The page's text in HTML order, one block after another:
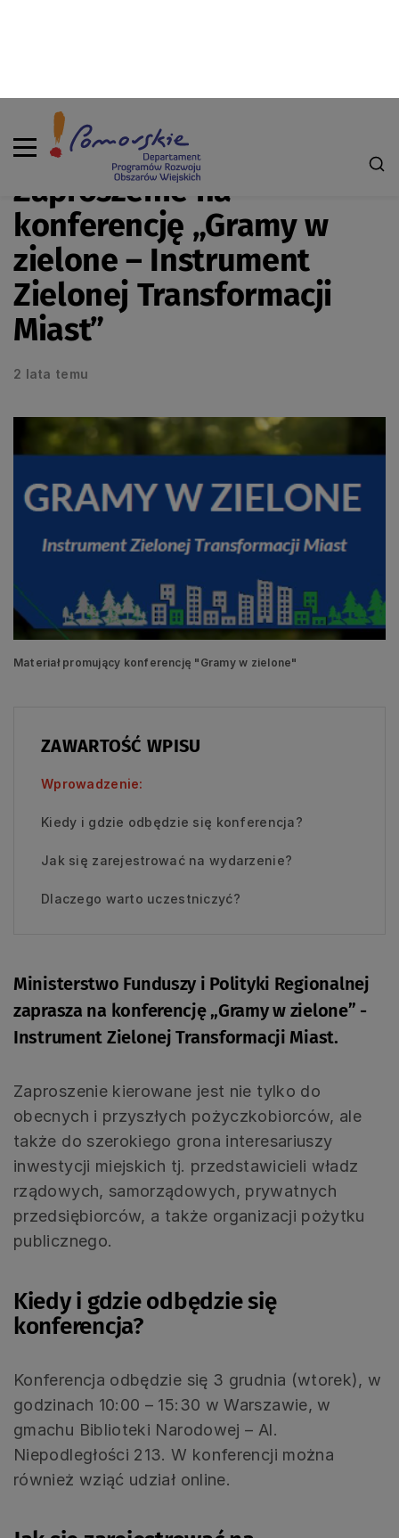
WYDARZENIE
Zaproszenie na
konferencję „Gramy w
zielone – Instrument
Zielonej Transformacji
Miast”
2 lata temu
Materiał promujący konferencję "Gramy w zielone"
ZAWARTOŚĆ WPISU
Wprowadzenie:
Kiedy i gdzie odbędzie się konferencja?
Jak się zarejestrować na wydarzenie?
Dlaczego warto uczestniczyć?
Ministerstwo Funduszy i Polityki Regionalnej
zaprasza na konferencję „Gramy w zielone” -
Instrument Zielonej Transformacji Miast.
Zaproszenie kierowane jest nie tylko do
obecnych i przyszłych pożyczkobiorców, ale
także do szerokiego grona interesariuszy
inwestycji miejskich tj. przedstawicieli władz
rządowych, samorządowych, prywatnych
przedsiębiorców, a także organizacji pożytku
publicznego.
Kiedy i gdzie odbędzie się
konferencja?
Konferencja odbędzie się 3 grudnia (wtorek), w
godzinach 10:00 – 15:30 w Warszawie, w
gmachu Biblioteki Narodowej – Al.
Niepodległości 213. W konferencji można
również wziąć udział online.